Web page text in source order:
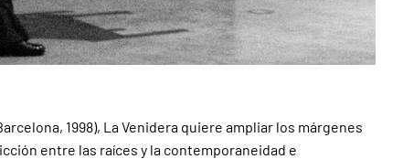
1998), La Venidera quiere ampliar los márgenes
entre las raíces y la contemporaneidad e